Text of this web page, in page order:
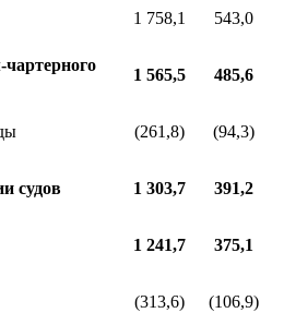
1 758,1 543,0
1 565,5 485,6
(261,8) (94,3)
судов 1 303,7 391,2
1 241,7 375,1
(313,6) (106,9)